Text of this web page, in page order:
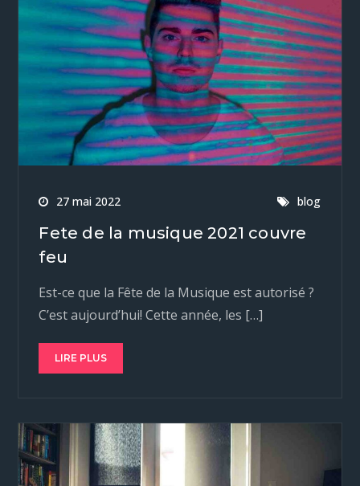
27 mai 2022 blog
Fete de la musique 2021 couvre
feu
Est-ce que la Fête de la Musique est autorisé ?
C’est aujourd’hui! Cette année, les […]
LIRE PLUS